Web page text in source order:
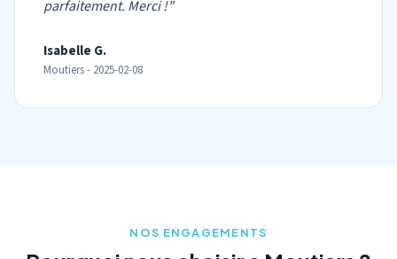
parfaitement. Merci !"
Isabelle G.
Moutiers - 2025-02-08
NOS ENGAGEMENTS